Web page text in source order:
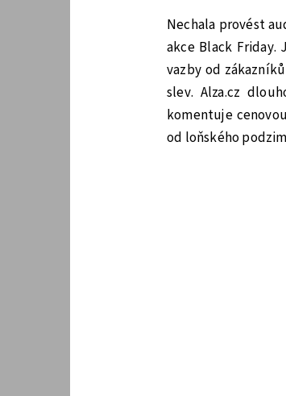
Nechala provést
akce Black
vazby od
slev. Alza.cz
komentuje
od loňského